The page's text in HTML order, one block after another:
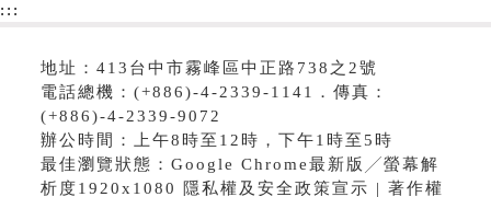
:::
地址：413台中市霧峰區中正路738之2號
電話總機：(+886)-4-2339-1141．傳真：
(+886)-4-2339-9072
辦公時間：上午8時至12時，下午1時至5時
最佳瀏覽狀態：Google Chrome最新版╱螢幕解
析度1920x1080 隱私權及安全政策宣示 | 著作權